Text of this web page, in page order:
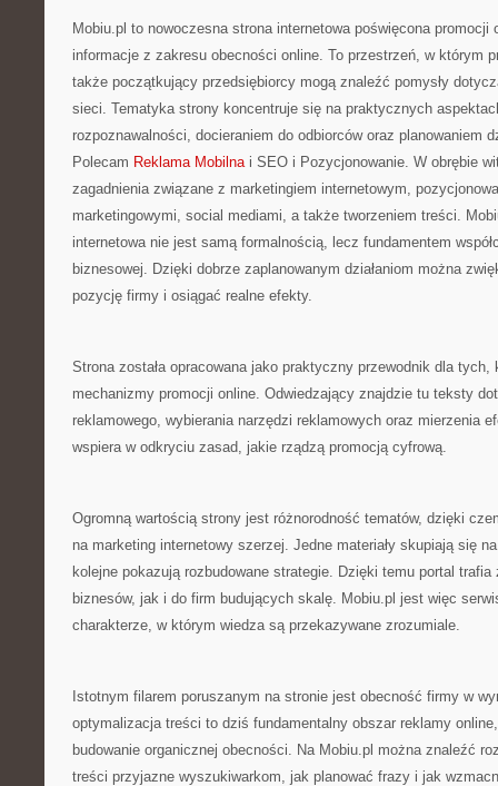
Mobiu.pl to nowoczesna strona internetowa poświęcona promocji
informacje z zakresu obecności online. To przestrzeń, w którym
także początkujący przedsiębiorcy mogą znaleźć pomysły
sieci. Tematyka strony koncentruje się na praktycznych
rozpoznawalności, docieraniem do odbiorców oraz planowaniem
Polecam Reklama Mobilnai SEO i Pozycjonowanie. W obrębie
zagadnienia związane z marketingiem internetowym,
marketingowymi, social mediami, a także tworzeniem treści.
internetowa nie jest samą formalnością, lecz fundamentem
biznesowej. Dzięki dobrze zaplanowanym działaniom można
pozycję firmy i osiągać realne efekty.
Strona została opracowana jako praktyczny przewodnik dla
mechanizmy promocji online. Odwiedzający znajdzie tu teksty
reklamowego, wybierania narzędzi reklamowych oraz mierzenia
wspiera w odkryciu zasad, jakie rządzą promocją cyfrową.
Ogromną wartością strony jest różnorodność tematów, dzięki
na marketing internetowy szerzej. Jedne materiały skupiają się
kolejne pokazują rozbudowane strategie. Dzięki temu portal trafia
biznesów, jak i do firm budujących skalę. Mobiu.pl jest więc
charakterze, w którym wiedza są przekazywane zrozumiale.
Istotnym filarem poruszanym na stronie jest obecność firmy w
optymalizacja treści to dziś fundamentalny obszar reklamy
budowanie organicznej obecności. Na Mobiu.pl można znaleźć
treści przyjazne wyszukiwarkom, jak planować frazy i jak